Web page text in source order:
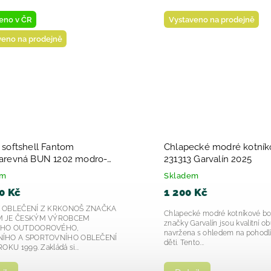
Vystaveno na prodejně
Dětské chlapecké sandály
Biomecanics Respectfu 252166-
Hledáte komfortní a stylové chlapecké
sandály pro vašeho malého dobrodruha?
Model 252166 je perfektní volbou pro letní
dny, kdy je důležité...
Dívčí
Dívčí
nohy